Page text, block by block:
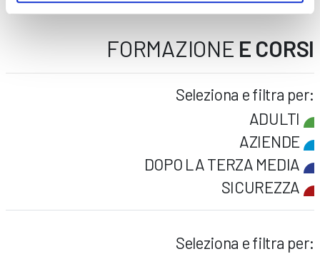
FORMAZIONE E CORSI
Seleziona e filtra per:
ADULTI
AZIENDE
DOPO LA TERZA MEDIA
SICUREZZA
Seleziona e filtra per: